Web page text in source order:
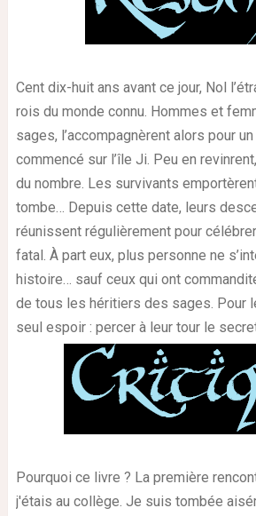
Cent dix-huit ans avant ce jour, Nol
rois du monde connu. Hommes et
sages, l’accompagnèrent alors pour
commencé sur l’île Ji. Peu en
du nombre. Les survivants
tombe… Depuis cette date, leurs
réunissent régulièrement pour
fatal. À part eux, plus personne ne
histoire… sauf ceux qui ont
de tous les héritiers des sages. Pour
seul espoir : percer à leur tour le
Pourquoi ce livre ? La première
j'étais au collège. Je suis tombée